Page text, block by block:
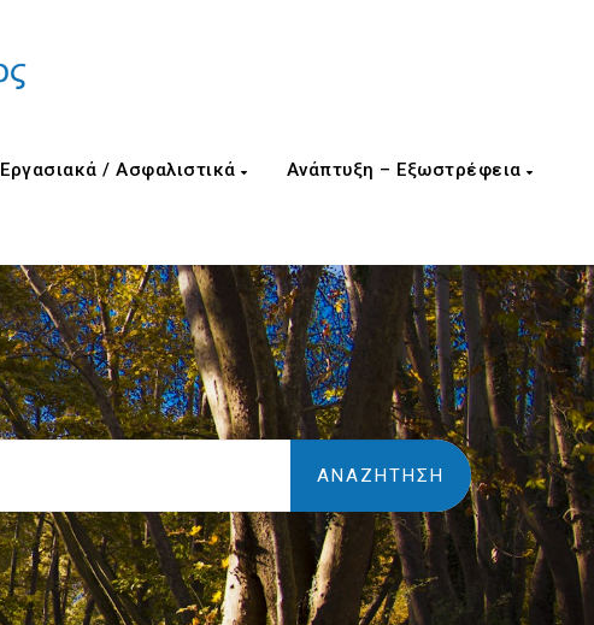
Εργασιακά / Ασφαλιστικά Ανάπτυξη – Εξωστρέφεια